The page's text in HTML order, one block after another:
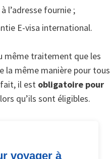
l’adresse fournie ;
E-visa international.
même traitement que les
la même manière pour tous
fait, il est obligatoire pour
qu’ils sont éligibles.
voyager à